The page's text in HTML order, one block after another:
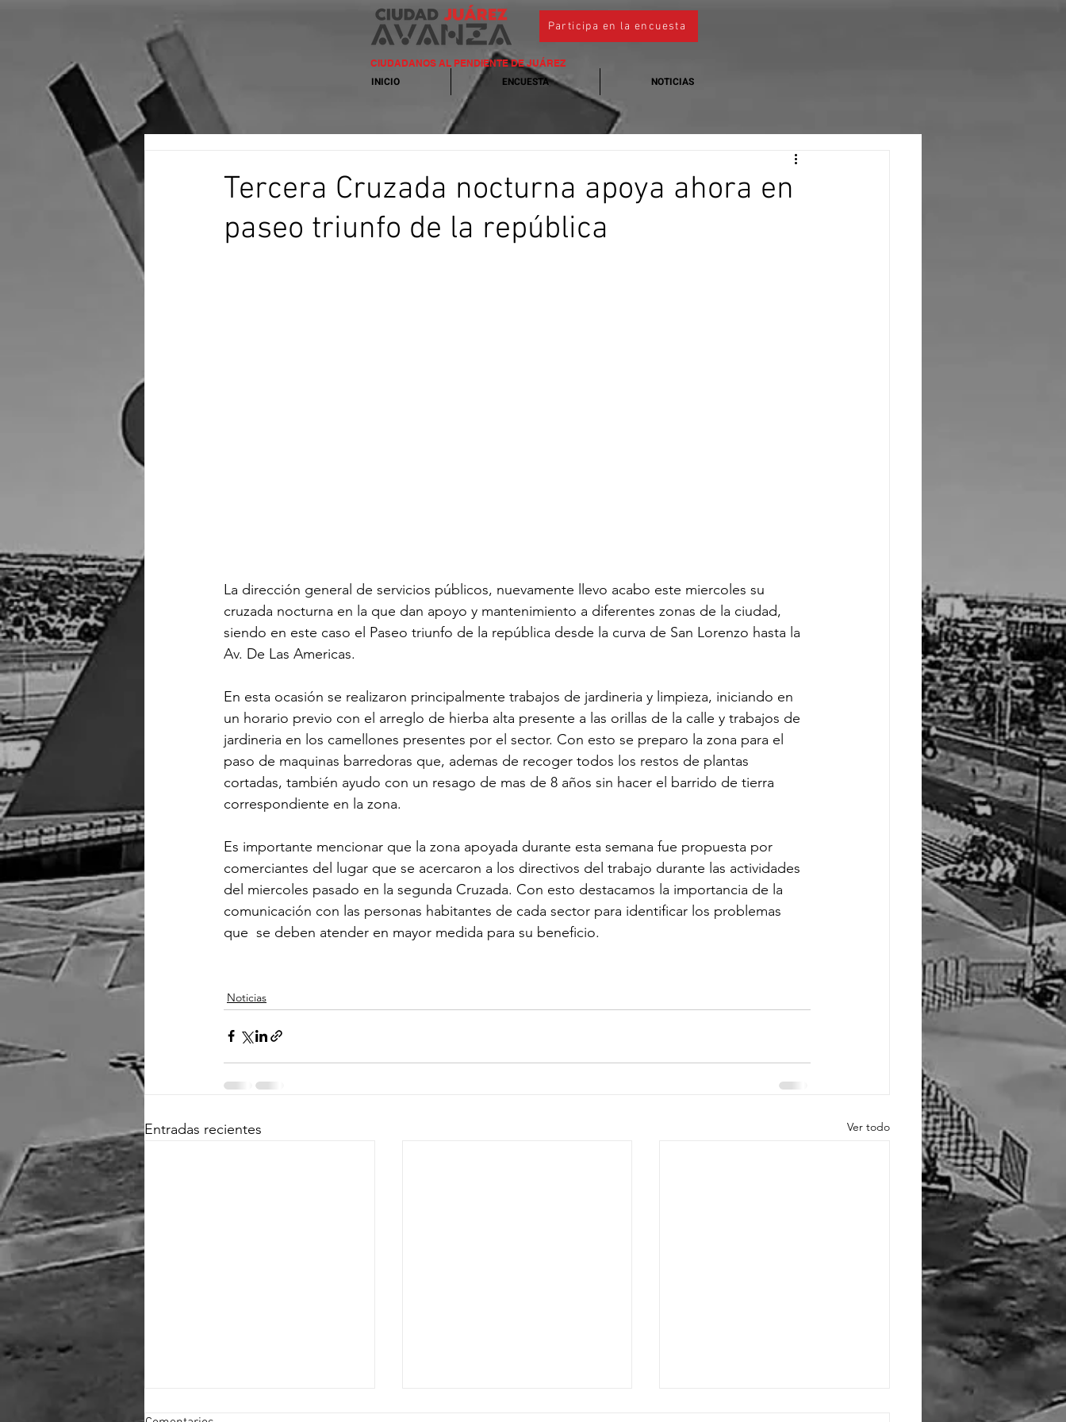
Participa en la encuesta
CIUDADANOS AL PENDIENTE DE JUÁREZ
INICIO ENCUESTA NOTICIAS
Tercera Cruzada nocturna apoya ahora en
paseo triunfo de la república
La dirección general de servicios públicos, nuevamente llevo acabo este miercoles su
cruzada nocturna en la que dan apoyo y mantenimiento a diferentes zonas de la ciudad,
siendo en este caso el Paseo triunfo de la república desde la curva de San Lorenzo hasta la
Av. De Las Americas.
En esta ocasión se realizaron principalmente trabajos de jardineria y limpieza, iniciando en
un horario previo con el arreglo de hierba alta presente a las orillas de la calle y trabajos de
jardineria en los camellones presentes por el sector. Con esto se preparo la zona para el
paso de maquinas barredoras que, ademas de recoger todos los restos de plantas
cortadas, también ayudo con un resago de mas de 8 años sin hacer el barrido de tierra
correspondiente en la zona.
Es importante mencionar que la zona apoyada durante esta semana fue propuesta por
comerciantes del lugar que se acercaron a los directivos del trabajo durante las actividades
del miercoles pasado en la segunda Cruzada. Con esto destacamos la importancia de la
comunicación con las personas habitantes de cada sector para identificar los problemas
que  se deben atender en mayor medida para su beneficio.
Noticias
Entradas recientes Ver todo